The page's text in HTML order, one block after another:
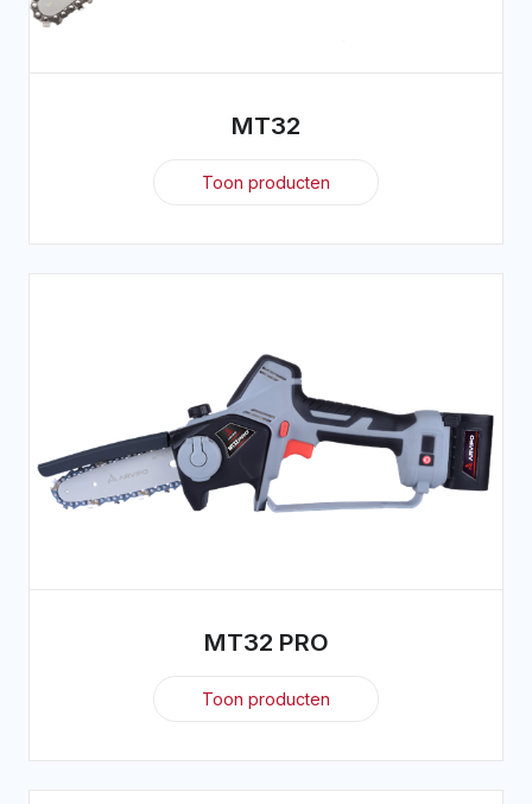
MT32
Toon producten
MT32 PRO
Toon producten